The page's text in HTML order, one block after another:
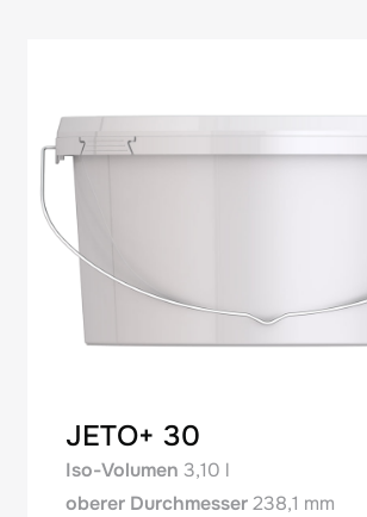
JETO+ 30
Iso-Volumen 3,10 l
oberer Durchmesser238,1 mm